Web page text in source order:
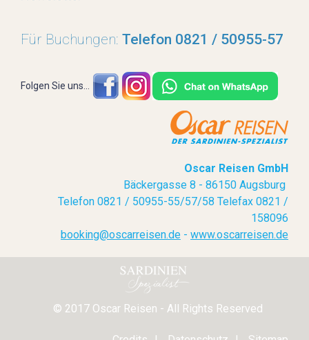
Für Buchungen: Telefon 0821 / 50955-57
Folgen Sie uns...
Oscar Reisen GmbH
Bäckergasse 8 - 86150 Augsburg
Telefon 0821 / 50955-55/57/58 Telefax 0821 /
158096
booking@oscarreisen.de - www.oscarreisen.de
© 2017 Oscar Reisen - All Rights Reserved